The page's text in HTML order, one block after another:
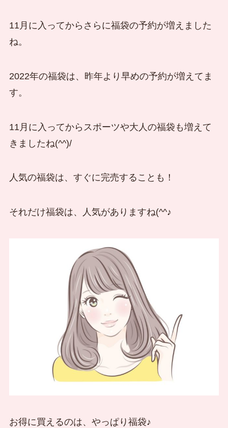
11月に入ってからさらに福袋の予約が増えました
ね。
2022年の福袋は、昨年より早めの予約が増えてま
す。
11月に入ってからスポーツや大人の福袋も増えて
きましたね(^^)/
人気の福袋は、すぐに完売することも！
それだけ福袋は、人気がありますね(^^♪
お得に買えるのは、やっぱり福袋♪